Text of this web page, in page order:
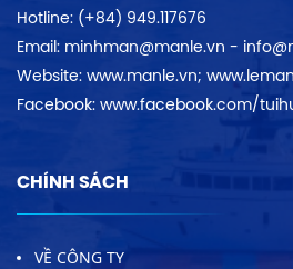
Hotline: (+84) 949.117676
Email: minhman@manle.vn -
Website: www.manle.vn;
Facebook: www.facebook.com/
CHÍNH SÁCH
VỀ CÔNG TY